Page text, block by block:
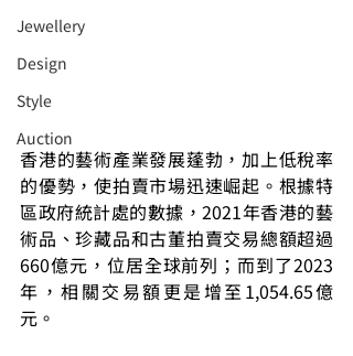
⁠⁠Jewellery
Design
Style
Auction
香港的藝術產業發展蓬勃，加上低稅率
的優勢，使拍賣市場迅速崛起。根據特
區政府統計處的數據，2021年香港的藝
術品、珍藏品和古董拍賣交易總額超過
660億元，位居全球前列；而到了2023
年，相關交易額更是增至1,054.65億
元。